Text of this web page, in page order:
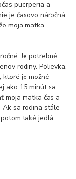
puerperia a
je časovo náročná
moja matka
Je potrebné
rodiny. Polievka,
ktoré je možné
ako 15 minút sa
moja matka čas a
Ak sa rodina stále
také jedlá,